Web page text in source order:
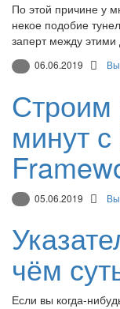
По этой причине у
некое подобие
заперт между
06.06.2019
Строим
минут
05.06.2019
чём
Если вы когда-